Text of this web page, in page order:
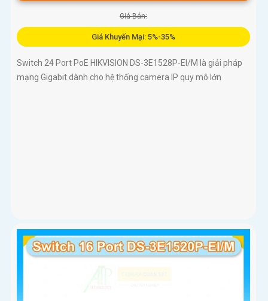
Giá Bán:
Giá Khuyến Mại: 5%-35%
Switch 24 Port PoE HIKVISION DS-3E1528P-EI/M là giải pháp
mạng Gigabit dành cho hệ thống camera IP quy mô lớn